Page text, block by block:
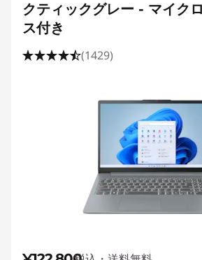
クティックグレー - マイク
ス付き
(1429)